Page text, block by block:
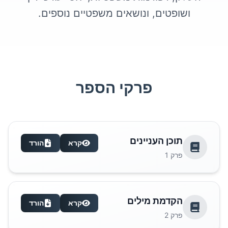
ושופטים, ונושאים משפטיים נוספים.
פרקי הספר
תוכן העניינים
פרק 1
קרא הורד
הקדמת מילים
פרק 2
קרא הורד